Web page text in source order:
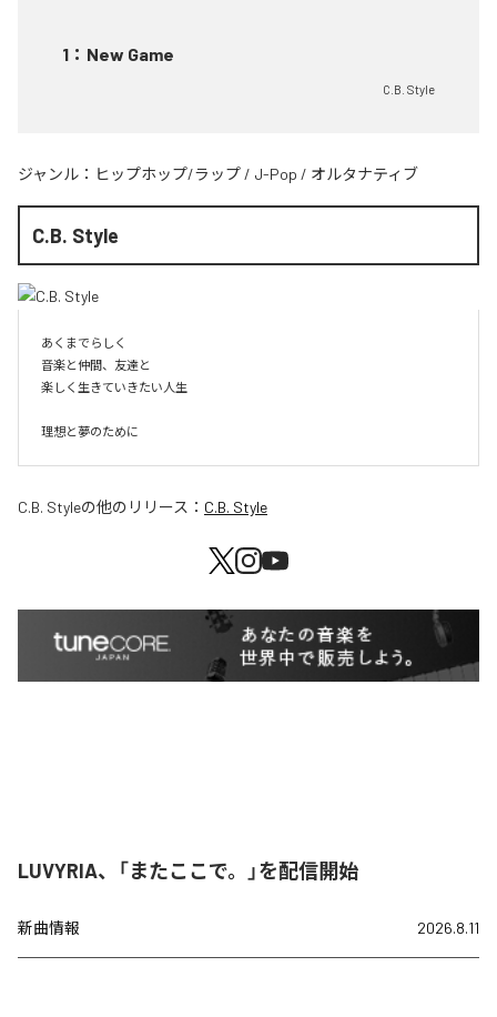
1 ： New Game
C.B. Style
ジャンル： ヒップホップ/ラップ / J-Pop / オルタナティブ
C.B. Style
あくまでらしく
音楽と仲間、友達と
楽しく生きていきたい人生
理想と夢のために
C.B. Styleの他のリリース： C.B. Style
LUVYRIA、「またここで。」を配信開始
新曲情報 2026.8.11